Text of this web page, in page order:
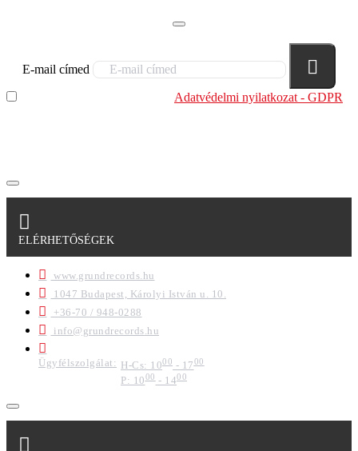
E-mail címed
Adatvédelmi nyilatkozat - GDPR
ELÉRHETŐSÉGEK
www.grundrecords.hu
1047 Budapest, Károlyi István u. 10.
+36-70 / 948-0288
info@grundrecords.hu
Ügyfélszolgálat: H-Cs: 1000 - 1700
P: 1000- 1400